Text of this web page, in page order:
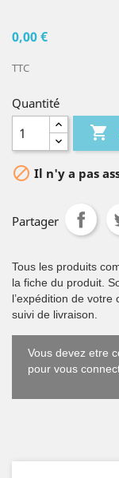
0,00 €
TTC
Quantité

 Il n'y a pas
Partager
Tous les produits
la fiche du produit.
l’expédition de
suivi de livraison.
Vous devez etre
pour vous